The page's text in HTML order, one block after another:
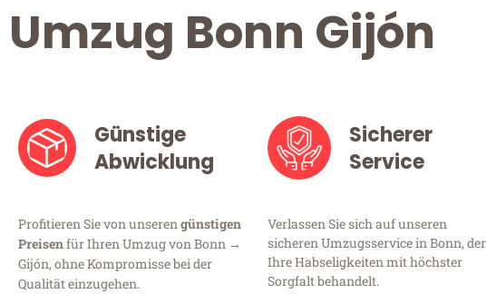
Umzug Bonn Gijón
Günstige
Abwicklung
Profitieren Sie von unserengünstigen
Preisenfür Ihren Umzug von Bonn →
Gijón, ohne Kompromisse bei der
Qualität einzugehen.
Sicherer
Service
Verlassen Sie sich auf unseren
sicheren Umzugsservice in Bonn, der
Ihre Habseligkeiten mit höchster
Sorgfalt behandelt.